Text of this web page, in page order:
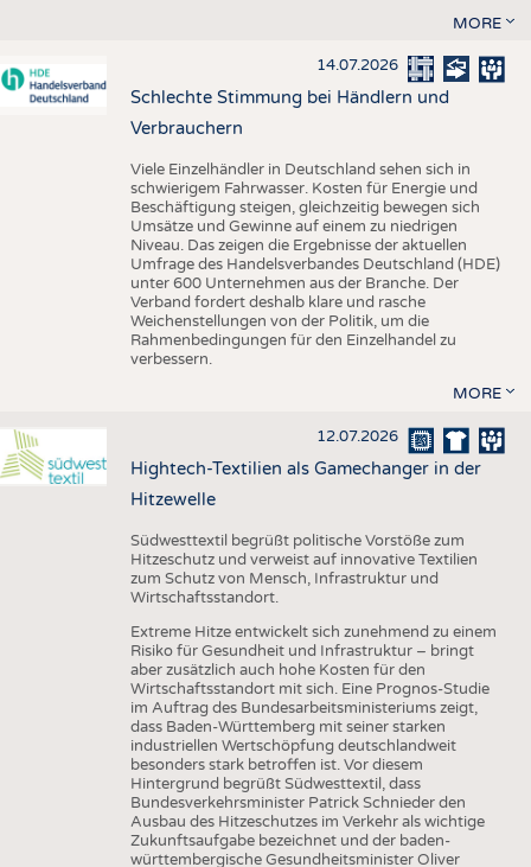
MORE
14.07.2026
Schlechte Stimmung bei Händlern und
Verbrauchern
Viele Einzelhändler in Deutschland sehen sich in
schwierigem Fahrwasser. Kosten für Energie und
Beschäftigung steigen, gleichzeitig bewegen sich
Umsätze und Gewinne auf einem zu niedrigen
Niveau. Das zeigen die Ergebnisse der aktuellen
Umfrage des Handelsverbandes Deutschland (HDE)
unter 600 Unternehmen aus der Branche. Der
Verband fordert deshalb klare und rasche
Weichenstellungen von der Politik, um die
Rahmenbedingungen für den Einzelhandel zu
verbessern.
MORE
12.07.2026
Hightech-Textilien als Gamechanger in der
Hitzewelle
Südwesttextil begrüßt politische Vorstöße zum
Hitzeschutz und verweist auf innovative Textilien
zum Schutz von Mensch, Infrastruktur und
Wirtschaftsstandort.
Extreme Hitze entwickelt sich zunehmend zu einem
Risiko für Gesundheit und Infrastruktur – bringt
aber zusätzlich auch hohe Kosten für den
Wirtschaftsstandort mit sich. Eine Prognos-Studie
im Auftrag des Bundesarbeitsministeriums zeigt,
dass Baden-Württemberg mit seiner starken
industriellen Wertschöpfung deutschlandweit
besonders stark betroffen ist. Vor diesem
Hintergrund begrüßt Südwesttextil, dass
Bundesverkehrsminister Patrick Schnieder den
Ausbau des Hitzeschutzes im Verkehr als wichtige
Zukunftsaufgabe bezeichnet und der baden-
württembergische Gesundheitsminister Oliver